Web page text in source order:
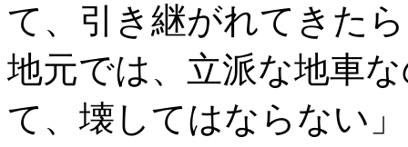
て、引き継がれてきた
地元では、立派な地車
て、壊してはならない